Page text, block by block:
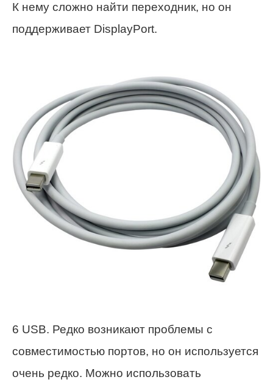
К нему сложно найти переходник, но он
поддерживает DisplayPort.
6 USB. Редко возникают проблемы с
совместимостью портов, но он используется
очень редко. Можно использовать